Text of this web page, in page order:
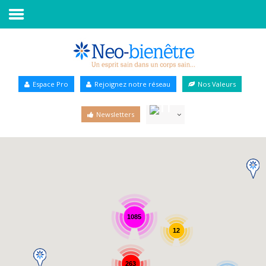
Annuaire Bien-être
Espace Pro Rejoignez notre réseau Nos Valeurs
Newsletters
1085
263
12